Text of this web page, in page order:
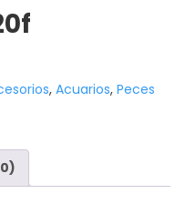
,Acuarios,Peces